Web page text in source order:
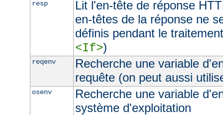
resp
Lit l'en-tête de réponse
en-têtes de la réponse ne
définis pendant le
<If>)
reqenv
Recherche une variable
requête (on peut aussi
osenv
Recherche une variable
système d'exploitation